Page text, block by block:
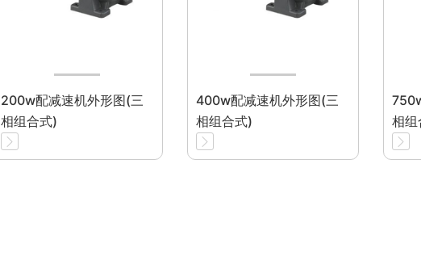
200w配减速机外形图(三
相组合式)
400w配减速机外形图(三
相组合式)
相组